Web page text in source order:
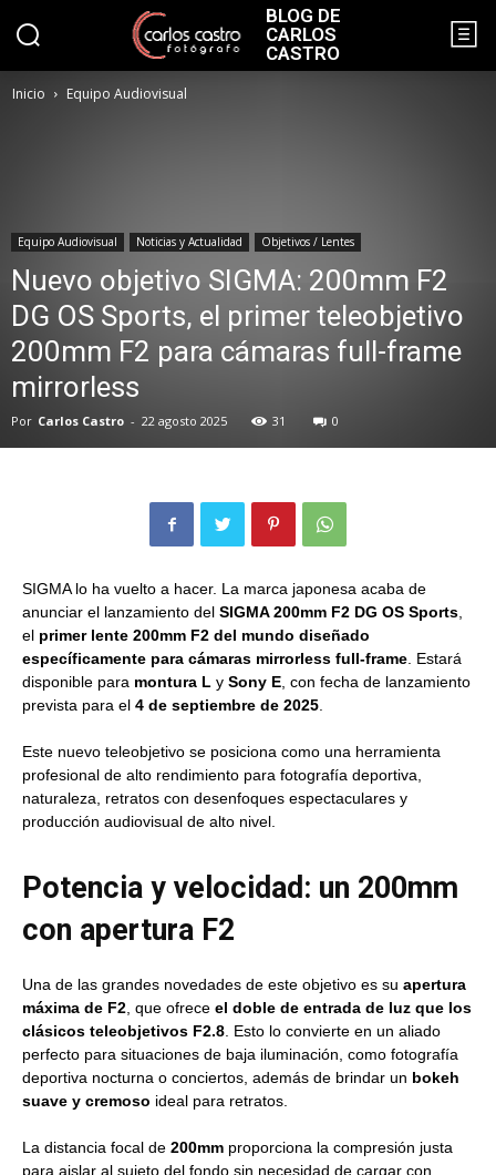
BLOG DE
CARLOS
CASTRO
Inicio Equipo Audiovisual
Equipo Audiovisual Noticias y Actualidad Objetivos / Lentes
Nuevo objetivo SIGMA: 200mm F2
DG OS Sports, el primer teleobjetivo
200mm F2 para cámaras full-frame
mirrorless
Por Carlos Castro - 22 agosto 2025 31 0
SIGMA lo ha vuelto a hacer. La marca japonesa acaba de
anunciar el lanzamiento del SIGMA 200mm F2 DG OS Sports
el primer lente 200mm F2 del mundo diseñado
específicamente para cámaras mirrorless full-frame . Estará
disponible para montura L y Sony E , con fecha de lanzamiento
prevista para el 4 de septiembre de 2025
Este nuevo teleobjetivo se posiciona como una herramienta
profesional de alto rendimiento para fotografía deportiva,
naturaleza, retratos con desenfoques espectaculares y
producción audiovisual de alto nivel.
Potencia y velocidad: un 200mm
con apertura F2
Una de las grandes novedades de este objetivo es su apertura
máxima de F2 , que ofrece el doble de entrada de luz que los
clásicos teleobjetivos F2.8 . Esto lo convierte en un aliado
perfecto para situaciones de baja iluminación, como fotografía
deportiva nocturna o conciertos, además de brindar un bokeh
suave y cremoso ideal para retratos.
La distancia focal de 200mm proporciona la compresión justa
para aislar al sujeto del fondo sin necesidad de cargar con